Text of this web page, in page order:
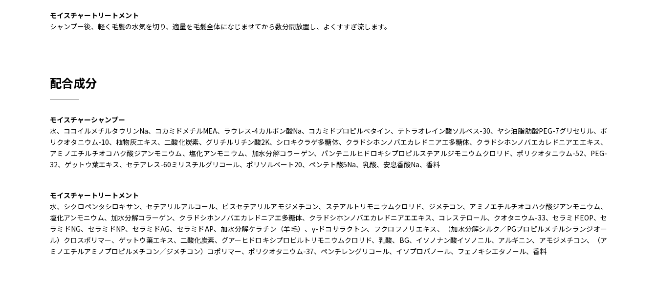
モイスチャートリートメント
シャンプー後、軽く毛髪の水気を切り、適量を毛髪全体になじませてから数分間放置し、よくすすぎ流します。
配合成分
モイスチャーシャンプー
水、ココイルメチルタウリンNa、コカミドメチルMEA、ラウレス-4カルボン酸Na、コカミドプロピルベタイン、テトラオレイン酸ソルベス-30、ヤシ油脂肪酸PEG-7グリセリル、ポ
リクオタニウム-10、植物灰エキス、二酸化炭素、グリチルリチン酸2K、シロキクラゲ多糖体、クラドシホンノバエカレドニアエ多糖体、クラドシホンノバエカレドニアエエキス、
アミノエチルチオコハク酸ジアンモニウム、塩化アンモニウム、加水分解コラーゲン、パンテニルヒドロキシプロピルステアルジモニウムクロリド、ポリクオタニウム-52、PEG-
32、ゲットウ葉エキス、セテアレス-60ミリスチルグリコール、ポリソルベート20、ペンテト酸5Na、乳酸、安息香酸Na、香料
モイスチャートリートメント
水、シクロペンタシロキサン、セテアリルアルコール、ビスセテアリルアモジメチコン、ステアルトリモニウムクロリド、ジメチコン、アミノエチルチオコハク酸ジアンモニウム、
塩化アンモニウム、加水分解コラーゲン、クラドシホンノバエカレドニアエ多糖体、クラドシホンノバエカレドニアエエキス、コレステロール、クオタニウム-33、セラミドEOP、セ
ラミドNG、セラミドNP、セラミドAG、セラミドAP、加水分解ケラチン（羊毛）、γ-ドコサラクトン、フクロフノリエキス、（加水分解シルク／PGプロピルメチルシランジオー
ル）クロスポリマー、ゲットウ葉エキス、二酸化炭素、グアーヒドロキシプロピルトリモニウムクロリド、乳酸、BG、イソノナン酸イソノニル、アルギニン、アモジメチコン、（ア
ミノエチルアミノプロピルメチコン／ジメチコン）コポリマー、ポリクオタニウム-37、ペンチレングリコール、イソプロパノール、フェノキシエタノール、香料